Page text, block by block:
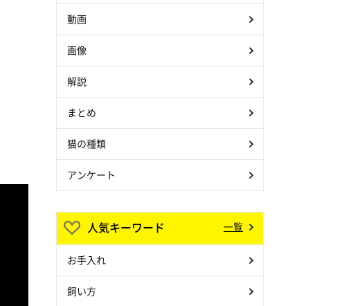
動画
画像
解説
まとめ
猫の種類
アンケート
人気キーワード 一覧
お手入れ
飼い方